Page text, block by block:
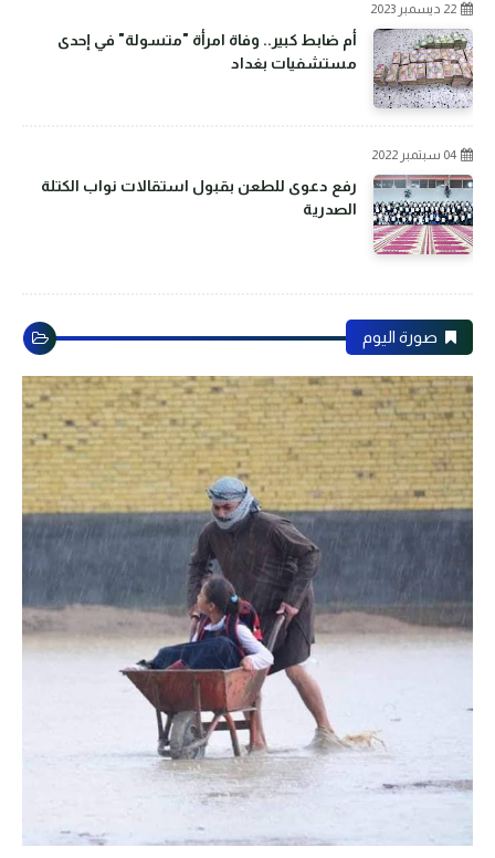
22 ديسمبر 2023
أم ضابط كبير.. وفاة امرأة "متسولة" في إحدى
مستشفيات بغداد
04 سبتمبر 2022
رفع دعوى للطعن بقبول استقالات نواب الكتلة
الصدرية
صورة اليوم